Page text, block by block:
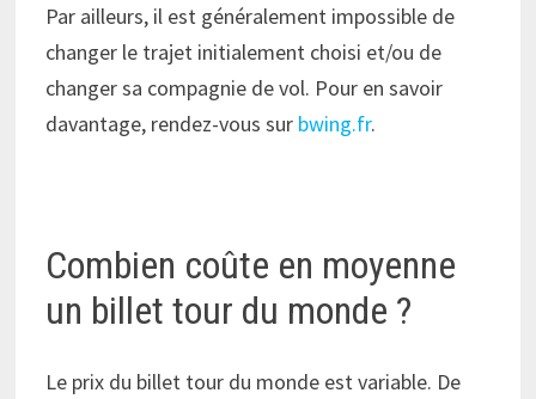
Par ailleurs, il est généralement impossible de
changer le trajet initialement choisi et/ou de
changer sa compagnie de vol. Pour en savoir
davantage, rendez-vous sur bwing.fr.
Combien coûte en moyenne
un billet tour du monde ?
Le prix du billet tour du monde est variable. De